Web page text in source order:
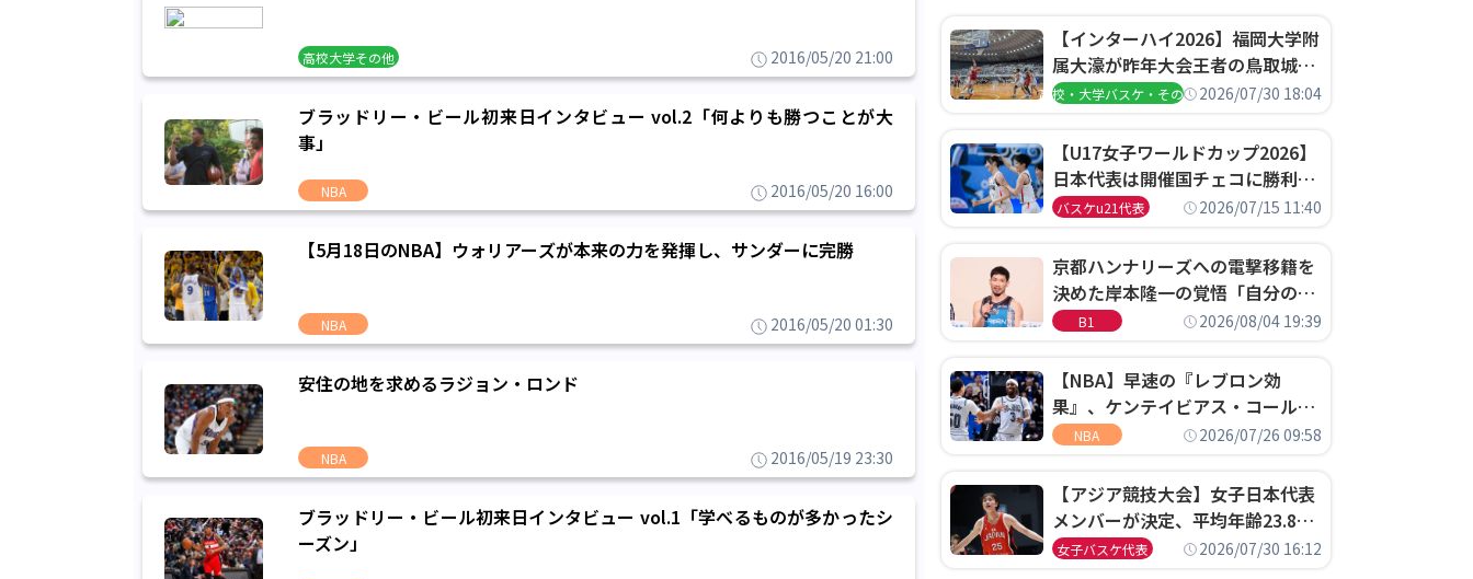
高校大学その他 2016/05/20 21:00
ブラッドリー・ビール初来日インタビュー vol.2「何よりも勝つことが大
事」
NBA 2016/05/20 16:00
【5月18日のNBA】ウォリアーズが本来の力を発揮し、サンダーに完勝
NBA 2016/05/20 01:30
安住の地を求めるラジョン・ロンド
NBA 2016/05/19 23:30
ブラッドリー・ビール初来日インタビュー vol.1「学べるものが多かったシ
ーズン」
【インターハイ2026】福岡大学附
属大濠が昨年大会王者の鳥取城北
を撃破、大阪薫英女学院は岐阜女
高校・大学バスケ・その他2026/07/30 18:04
【U17女子ワールドカップ2026】
日本代表は開催国チェコに勝利し
て予選グループ3連勝で首位通
決定
バスケu21代表 2026/07/15 11:40
京都ハンナリーズへの電撃移籍を
決めた岸本隆一の覚悟「自分のエ
ゴというちっぽけなことのため
B1 2026/08/04 19:39
【NBA】早速の『レブロン効
果』、ケンテイビアス・コールド
ウェル・ポープがセブンティシク
NBA 2026/07/26 09:58
【アジア競技大会】女子日本代表
メンバーが決定、平均年齢23.8歳
のフレッシュなメンバーが日本開
女子バスケ代表 2026/07/30 16:12